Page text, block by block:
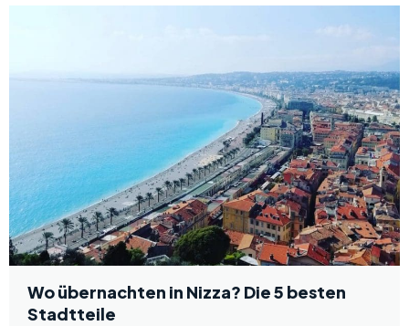
Wo übernachten in Nizza? Die 5 besten
Stadtteile